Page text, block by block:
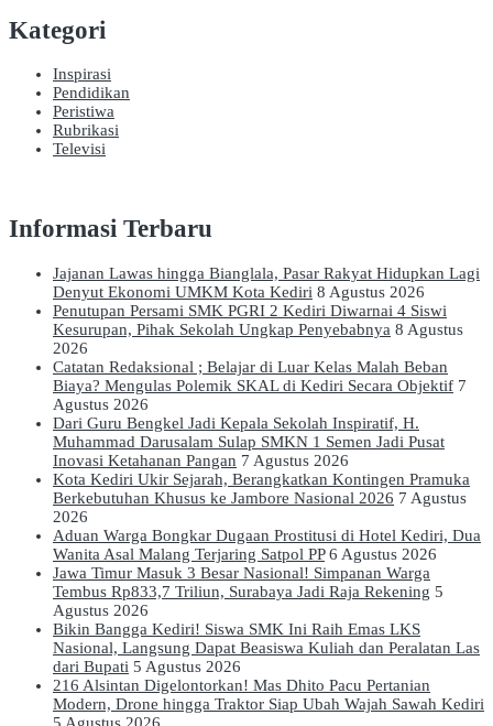
Kategori
Inspirasi
Pendidikan
Peristiwa
Rubrikasi
Televisi
Informasi Terbaru
Jajanan Lawas hingga Bianglala, Pasar Rakyat Hidupkan Lagi
Denyut Ekonomi UMKM Kota Kediri 8 Agustus 2026
Penutupan Persami SMK PGRI 2 Kediri Diwarnai 4 Siswi
Kesurupan, Pihak Sekolah Ungkap Penyebabnya 8 Agustus
2026
Catatan Redaksional ; Belajar di Luar Kelas Malah Beban
Biaya? Mengulas Polemik SKAL di Kediri Secara Objektif 7
Agustus 2026
Dari Guru Bengkel Jadi Kepala Sekolah Inspiratif, H.
Muhammad Darusalam Sulap SMKN 1 Semen Jadi Pusat
Inovasi Ketahanan Pangan 7 Agustus 2026
Kota Kediri Ukir Sejarah, Berangkatkan Kontingen Pramuka
Berkebutuhan Khusus ke Jambore Nasional 2026 7 Agustus
2026
Aduan Warga Bongkar Dugaan Prostitusi di Hotel Kediri, Dua
Wanita Asal Malang Terjaring Satpol PP 6 Agustus 2026
Jawa Timur Masuk 3 Besar Nasional! Simpanan Warga
Tembus Rp833,7 Triliun, Surabaya Jadi Raja Rekening 5
Agustus 2026
Bikin Bangga Kediri! Siswa SMK Ini Raih Emas LKS
Nasional, Langsung Dapat Beasiswa Kuliah dan Peralatan Las
dari Bupati 5 Agustus 2026
216 Alsintan Digelontorkan! Mas Dhito Pacu Pertanian
Modern, Drone hingga Traktor Siap Ubah Wajah Sawah Kediri
5 Agustus 2026